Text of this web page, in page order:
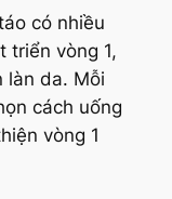
có nhiều
triển vòng 1,
làn da. Mỗi
cách uống
vòng 1